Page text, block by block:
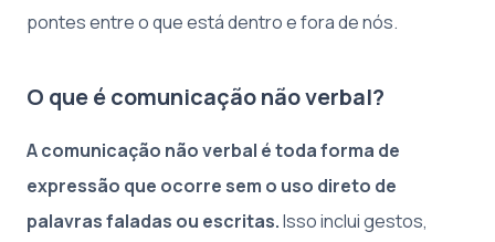
pontes entre o que está dentro e fora de nós.
O que é comunicação não verbal?
A comunicação não verbal é toda forma de
expressão que ocorre sem o uso direto de
palavras faladas ou escritas.Isso inclui gestos,